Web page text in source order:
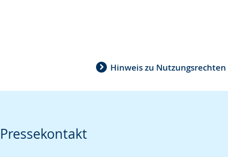
Hinweis zu
Pressekontakt